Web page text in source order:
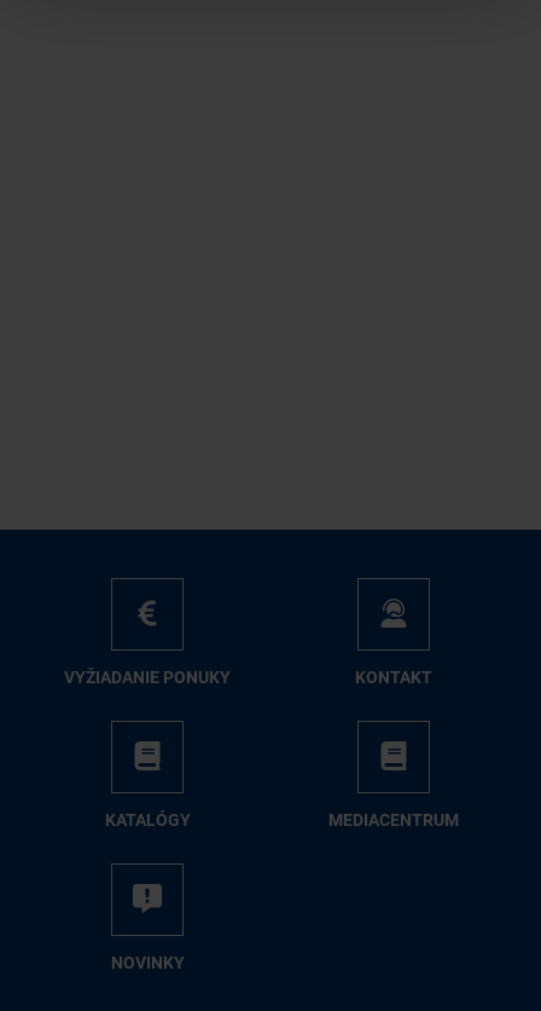
VY­ŽIA­DA­NIE PO­NU­KY KON­TAKT
KA­TA­LÓ­GY ME­DIA­CEN­TRUM
NO­VIN­KY